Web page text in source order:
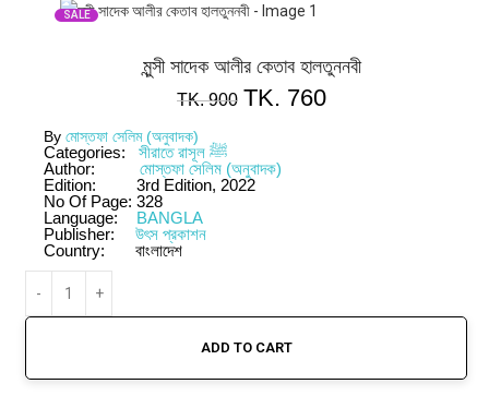
SALE
মুন্সী সাদেক আলীর কেতাব হালতুননবী
TK.900 TK. 760
By মোস্তফা সেলিম (অনুবাদক)
Categories:
সীরাতে রাসূল ﷺ
Author:
মোস্তফা সেলিম (অনুবাদক)
Edition:
3rd Edition, 2022
No Of Page: 328
Language:
BANGLA
Publisher:
উৎস প্রকাশন
Country:
বাংলাদেশ
ADD TO CART